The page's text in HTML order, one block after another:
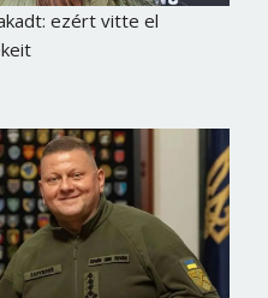
ezért vitte el